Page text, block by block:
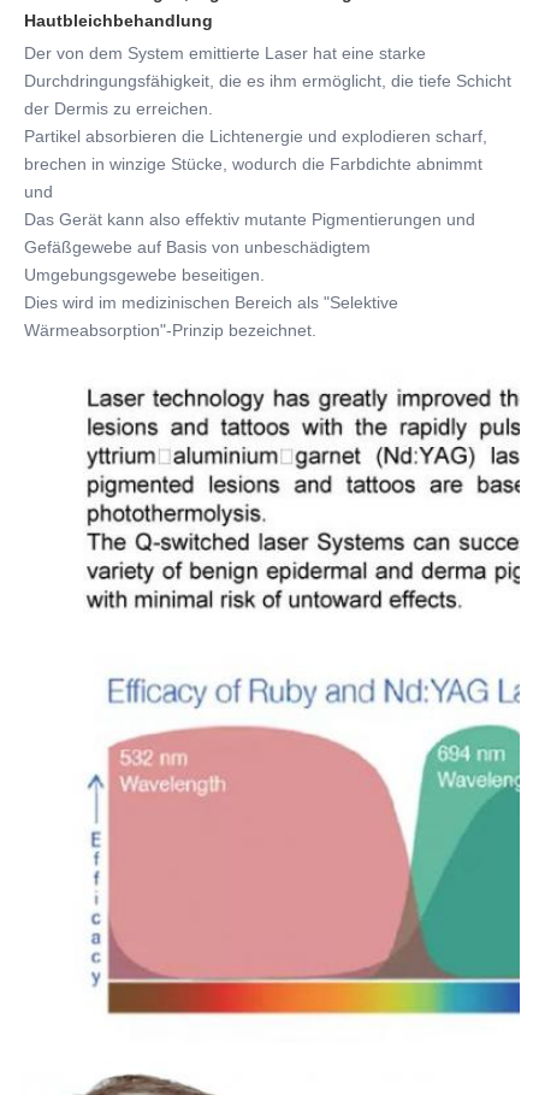
Hautbleichbehandlung
Der von dem System emittierte Laser hat eine starke
Durchdringungsfähigkeit, die es ihm ermöglicht, die tiefe Schicht
der Dermis zu erreichen.
Partikel absorbieren die Lichtenergie und explodieren scharf,
brechen in winzige Stücke, wodurch die Farbdichte abnimmt
und
Das Gerät kann also effektiv mutante Pigmentierungen und
Gefäßgewebe auf Basis von unbeschädigtem
Umgebungsgewebe beseitigen.
Dies wird im medizinischen Bereich als "Selektive
Wärmeabsorption"-Prinzip bezeichnet.